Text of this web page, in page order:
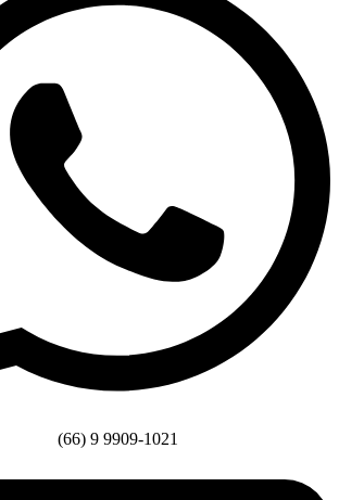
(66) 9 9909-1021